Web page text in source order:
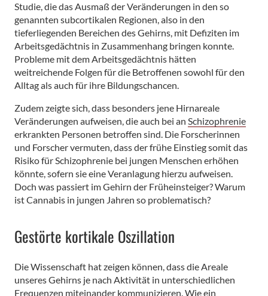
Studie, die das Ausmaß der Veränderungen in den so
genannten subcortikalen Regionen, also in den
tieferliegenden Bereichen des Gehirns, mit Defiziten im
Arbeitsgedächtnis in Zusammenhang bringen konnte.
Probleme mit dem Arbeitsgedächtnis hätten
weitreichende Folgen für die Betroffenen sowohl für den
Alltag als auch für ihre Bildungschancen.
Zudem zeigte sich, dass besonders jene Hirnareale
Veränderungen aufweisen, die auch bei an Schizophrenie
erkrankten Personen betroffen sind. Die Forscherinnen
und Forscher vermuten, dass der frühe Einstieg somit das
Risiko für Schizophrenie bei jungen Menschen erhöhen
könnte, sofern sie eine Veranlagung hierzu aufweisen.
Doch was passiert im Gehirn der Früheinsteiger? Warum
ist Cannabis in jungen Jahren so problematisch?
Gestörte kortikale Oszillation
Die Wissenschaft hat zeigen können, dass die Areale
unseres Gehirns je nach Aktivität in unterschiedlichen
Frequenzen miteinander kommunizieren. Wie ein